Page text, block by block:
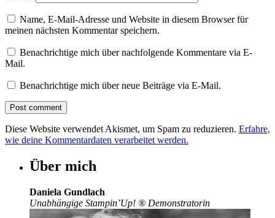
Name, E-Mail-Adresse und Website in diesem Browser für
meinen nächsten Kommentar speichern.
Benachrichtige mich über nachfolgende Kommentare via E-
Mail.
Benachrichtige mich über neue Beiträge via E-Mail.
Diese Website verwendet Akismet, um Spam zu reduzieren. Erfahre,
wie deine Kommentardaten verarbeitet werden.
Über mich
Daniela Gundlach
Unabhängige Stampin’Up! ® Demonstratorin